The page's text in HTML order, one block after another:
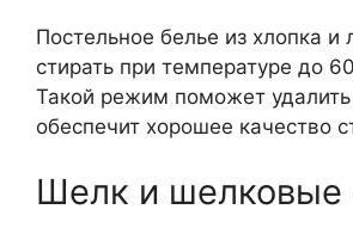
Постельное белье из хлопка
стирать при температуре до
Такой режим поможет удалить
обеспечит хорошее качество
Шелк и шелковые